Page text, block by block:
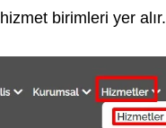
birimleri yer alır.